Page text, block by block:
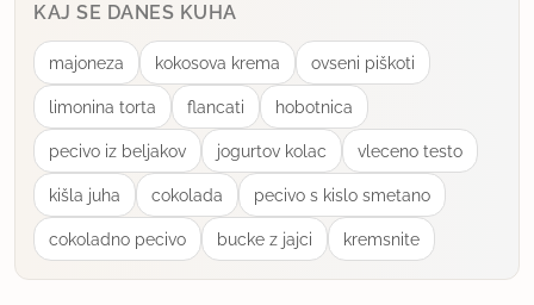
KAJ SE DANES KUHA
majoneza kokosova krema ovseni piškoti
limonina torta flancati hobotnica
pecivo iz beljakov jogurtov kolac vleceno testo
kišla juha cokolada pecivo s kislo smetano
cokoladno pecivo bucke z jajci kremsnite